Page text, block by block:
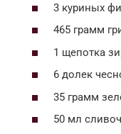
3 куриных
465 грамм
1 щепотка
6 долек
35 грамм
50 мл